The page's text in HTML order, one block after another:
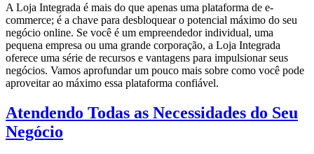
A Loja Integrada é mais do que apenas uma plataforma de e-
commerce; é a chave para desbloquear o potencial máximo do seu
negócio online. Se você é um empreendedor individual, uma
pequena empresa ou uma grande corporação, a Loja Integrada
oferece uma série de recursos e vantagens para impulsionar seus
negócios. Vamos aprofundar um pouco mais sobre como você pode
aproveitar ao máximo essa plataforma confiável.
Atendendo Todas as Necessidades do Seu
Negócio